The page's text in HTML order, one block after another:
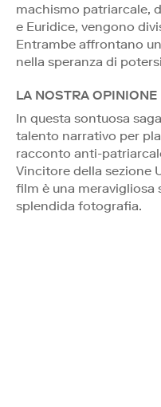
machismo patriarcale,
e Euridice, vengono
Entrambe affrontano
nella speranza di
LA NOSTRA OPINIONE
In questa sontuosa
talento narrativo per
racconto anti-
Vincitore della sezione
film è una meravigliosa
splendida fotografia.